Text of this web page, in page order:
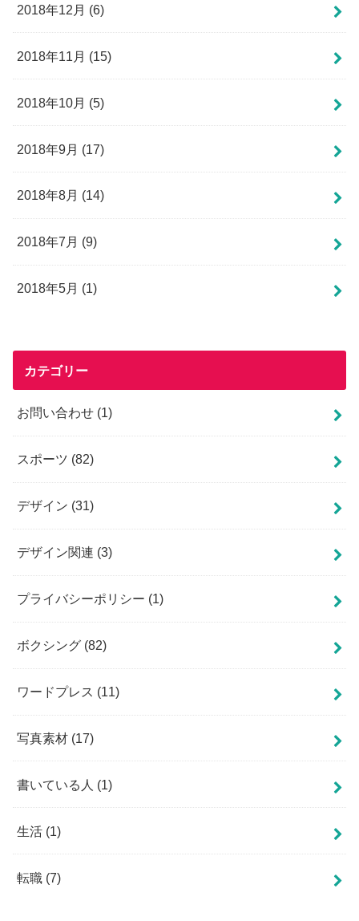
2018年12月 (6)
2018年11月 (15)
2018年10月 (5)
2018年9月 (17)
2018年8月 (14)
2018年7月 (9)
2018年5月 (1)
カテゴリー
お問い合わせ (1)
スポーツ (82)
デザイン (31)
デザイン関連 (3)
プライバシーポリシー (1)
ボクシング (82)
ワードプレス (11)
写真素材 (17)
書いている人 (1)
生活 (1)
転職 (7)